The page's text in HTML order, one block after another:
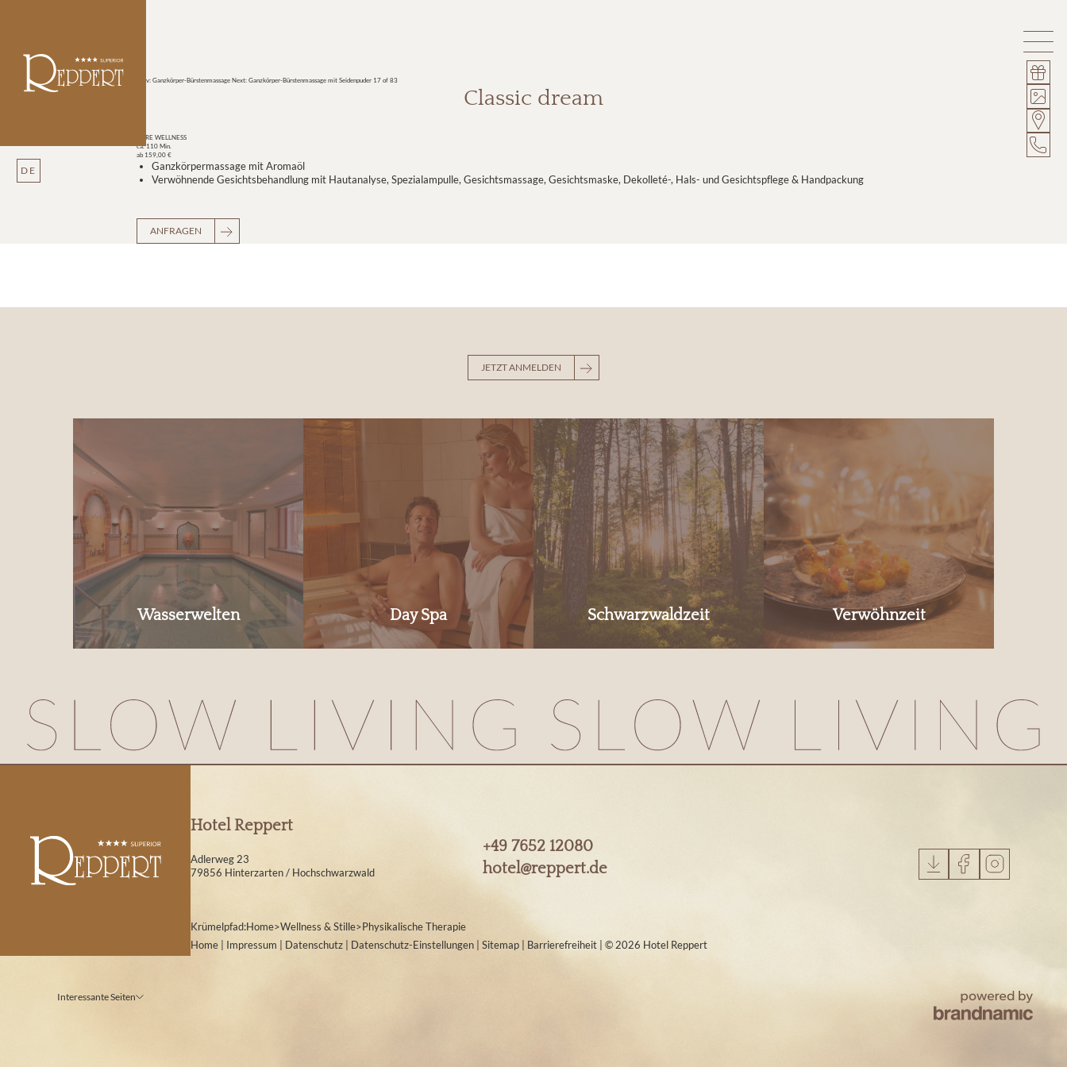
DE
Prev: Ganzkörper-Bürstenmassage Next: Ganzkörper-Bürstenmassage mit Seidenpuder 17 of 83
Classic dream
PURE WELLNESS
ca. 110 Min.
ab 159,00 €
Ganzkörpermassage mit Aromaöl
Verwöhnende Gesichtsbehandlung mit Hautanalyse, Spezialampulle, Gesichtsmassage, Gesichtsmaske, Dekolleté-, Hals- und Gesichtspflege & Handpackung
ANFRAGEN
JETZT ANMELDEN
Wasserwelten Day Spa Schwarzwaldzeit Verwöhnzeit
Hotel Reppert
Adlerweg 23
79856 Hinterzarten / Hochschwarzwald
+49 7652 12080
hotel@reppert.de
Krümelpfad:Home>Wellness & Stille>Physikalische Therapie
Home
Impressum Datenschutz Datenschutz-Einstellungen Sitemap Barrierefreiheit © 2026 Hotel Reppert
Interessante Seiten